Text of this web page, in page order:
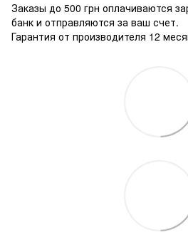
Заказы до 500 грн оплачиваются
банк и отправляются за ваш счет.
Гарантия от производителя 12